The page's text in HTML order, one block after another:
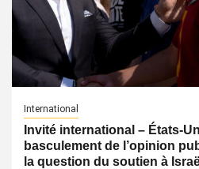
International
Invité international – États-
basculement de l’opinion
la question du soutien à